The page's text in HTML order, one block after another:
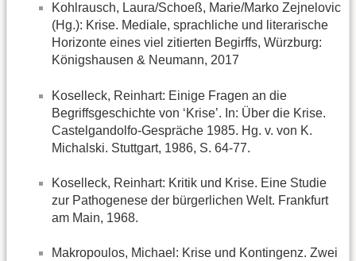
Kohlrausch, Laura/Schoeß, Marie/Marko Zejnelovic
(Hg.): Krise. Mediale, sprachliche und literarische
Horizonte eines viel zitierten Begirffs, Würzburg:
Königshausen & Neumann, 2017
Koselleck, Reinhart: Einige Fragen an die
Begriffsgeschichte von ‘Krise’. In: Über die Krise.
Castelgandolfo-Gespräche 1985. Hg. v. von K.
Michalski. Stuttgart, 1986, S. 64-77.
Koselleck, Reinhart: Kritik und Krise. Eine Studie
zur Pathogenese der bürgerlichen Welt. Frankfurt
am Main, 1968.
Makropoulos, Michael: Krise und Kontingenz. Zwei